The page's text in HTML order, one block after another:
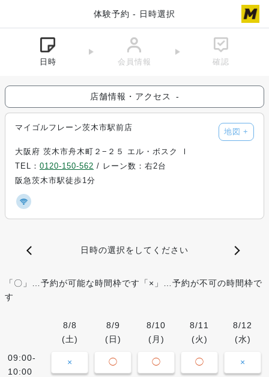
体験予約 - 日時選択
日時 会員情報 確認
店舗情報・アクセス -
マイゴルフレーン茨木市駅前店 地図 +
大阪府 茨木市舟木町２−２５ エル・ボスク Ⅰ
TEL： 0120-150-562 / レーン数：右2台
阪急茨木市駅徒歩1分
日時の選択をしてください
「〇」…予約が可能な時間枠です「×」…予約が不可の時間枠で
す
8/8
(土)
8/9
(日)
8/10
(月)
8/11
(火)
8/12
(水)
09:00-
10:00
× ◯ ◯ ◯ ×